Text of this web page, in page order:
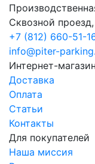
Сквозной проезд,
+7 (812) 660-51-
info@piter-
Интернет-магазин
Доставка
Оплата
Статьи
Контакты
Для покупателей
Наша миссия